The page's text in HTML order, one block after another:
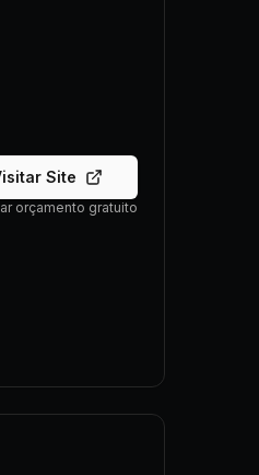
Site
orçamento gratuito